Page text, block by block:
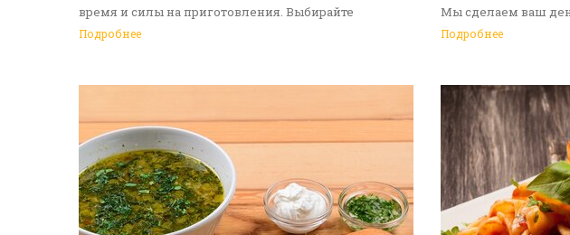
время и силы на приготовления. Выбирайте
понравившуюся итальянскую лепешку, а мы -
Подробнее
Мы сделаем ваш
услугу доставка
Подробнее